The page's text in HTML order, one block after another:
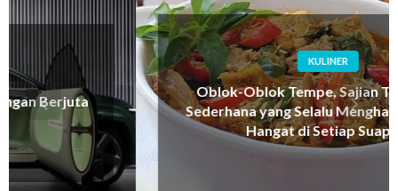
KULINER
Oblok-Oblok Tempe, Sajian Tradisional
Sederhana yang Selalu Menghadirkan Rasa
Hangat di Setiap Suapan